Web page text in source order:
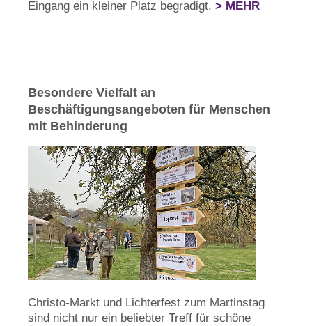
Eingang ein kleiner Platz begradigt. > MEHR
Besondere Vielfalt an
Beschäftigungsangeboten für Menschen
mit Behinderung
Christo-Markt und Lichterfest zum Martinstag
sind nicht nur ein beliebter Treff für schöne